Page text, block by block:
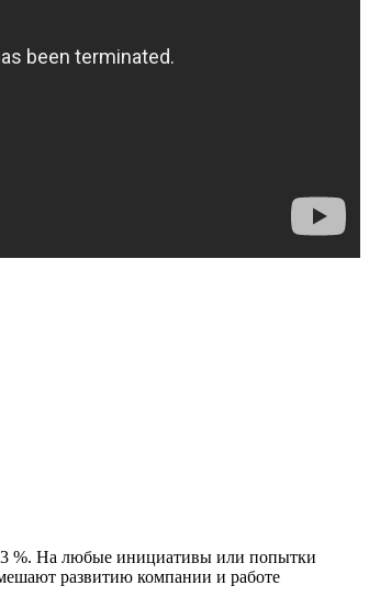
%. На любые инициативы или попытки
развитию компании и работе